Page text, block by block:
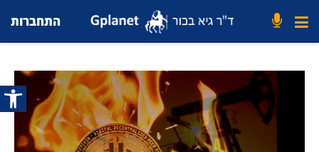
פתח
התחברות